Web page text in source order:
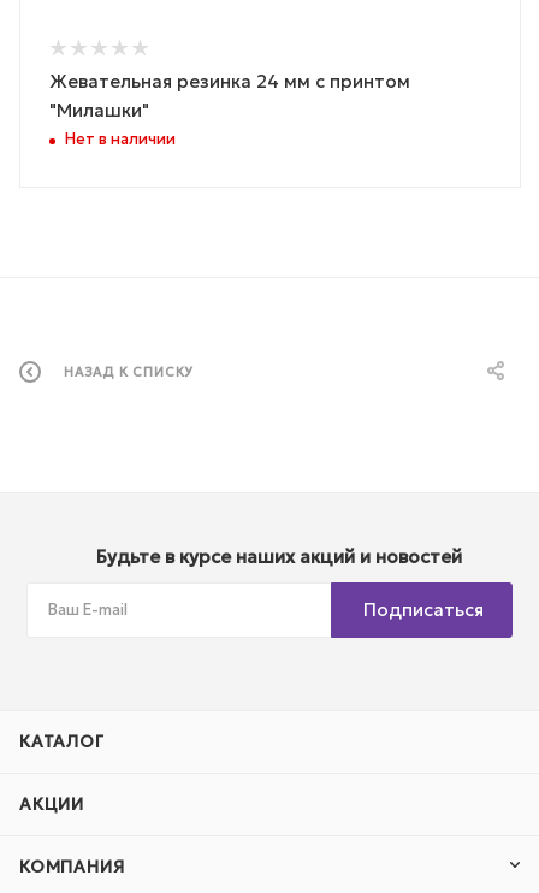
Жевательная резинка 24 мм с принтом
"Милашки"
Нет в наличии
НАЗАД К СПИСКУ
Будьте в курсе наших акций и новостей
Подписаться
КАТАЛОГ
АКЦИИ
КОМПАНИЯ